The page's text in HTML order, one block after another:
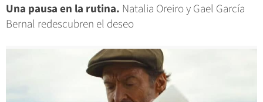
Una pausa en la rutina. Natalia Oreiro y Gael García
Bernal redescubren el deseo